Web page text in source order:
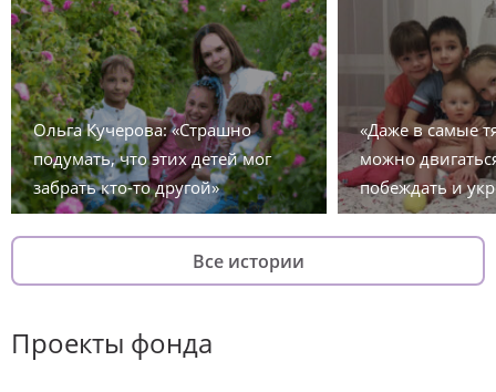
Ольга Кучерова: «Страшно
подумать, что этих детей мог
забрать кто-то другой»
«Даже в самые
можно
побеждать и
Все истории
Проекты фонда